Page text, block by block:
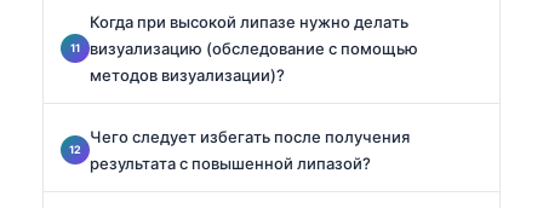
Когда при высокой липазе нужно делать
визуализацию (обследование с помощью
методов визуализации)?
Чего следует избегать после получения
результата с повышенной липазой?